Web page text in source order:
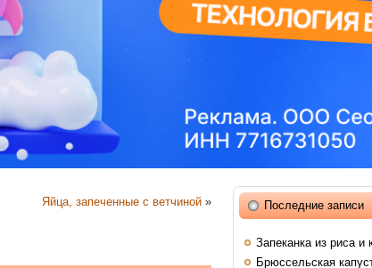
Яйца, запеченные с ветчиной » Последние записи
Запеканка из риса и
Брюссельская